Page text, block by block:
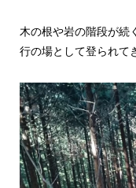
木の根や岩の階段が続
行の場として登られて